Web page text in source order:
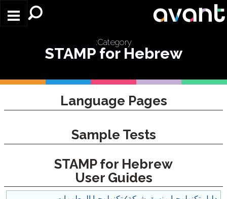
Skip to main content
Category:
STAMP for Hebrew
Language Pages
Sample Tests
STAMP for Hebrew
User Guides